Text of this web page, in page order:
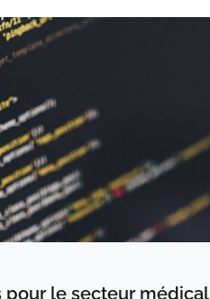
le secteur médical